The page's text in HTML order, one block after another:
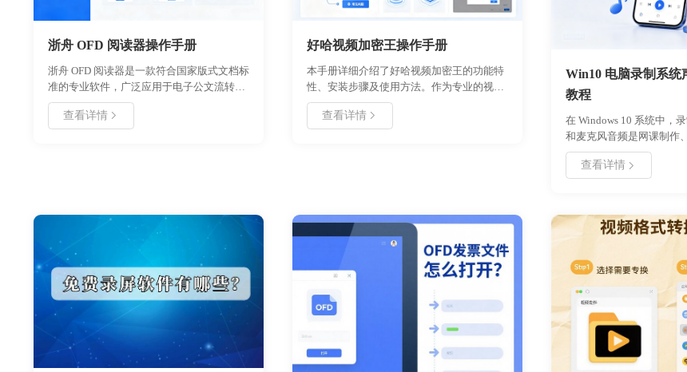
浙舟 OFD 阅读器操作手册
浙舟 OFD 阅读器是一款符合国家版式文档标
准的专业软件，广泛应用于电子公文流转与
归档。本手册涵盖从安装配置到高级功能的
全流程指南，包括文档打开、批注、签章验
理想选择。
查看详情
好哈视频加密王操作手册
本手册详细介绍了好哈视频加密王的功能特
性、安装步骤及使用方法。作为专业的视频
版权保护工具，该软件支持多种加密模式、
密码设置及播放控制，旨在帮助用户有效防
分发与管理。
查看详情
Win10 电脑录制系统
教程
在 Windows 10 系统中，
和麦克风音频是网课制作
直播的常见需求。本文详
录制方案：一是利用
录音软件，提供更专业的
择及长时间稳定录制功能
及功能深度的需求，选择
式，轻松实现系统内声与
完美采集。
查看详情